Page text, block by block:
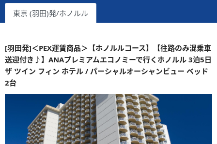
東京 (羽田)発/ホノルル
[羽田発]＜PEX運賃商品＞【ホノルルコース】【往路のみ混乗車
送迎付き♪】ANAプレミアムエコノミーで行くホノルル 3泊5日
ザ ツイン フィン ホテル / パーシャルオーシャンビュー ベッド
2台